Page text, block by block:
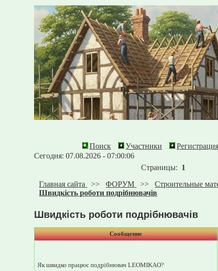
Поиск Участники
Регистрация
Сегодня: 07.08.2026 - 07:00:06
Страницы: 1
Главная сайта
>>ФОРУМ >>Строительные
Швидкість роботи подрібнювачів
Швидкість роботи подрібнювачів
Сообщение
Як швидко працює подрібнювач LEOMIKAO?